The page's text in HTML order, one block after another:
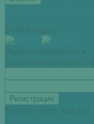
Войти через:
Зарегистрироваться
Добро пожаловать!
Пароль будет